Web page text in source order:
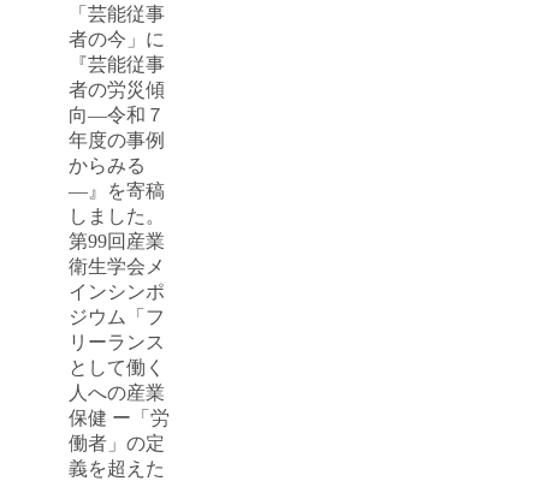
「芸能従事
者の今」に
『芸能従事
者の労災傾
向―令和７
年度の事例
からみる
―』を寄稿
しました。
第99回産業
衛生学会メ
インシンポ
ジウム「フ
リーランス
として働く
人への産業
保健 ー「労
働者」の定
義を超えた